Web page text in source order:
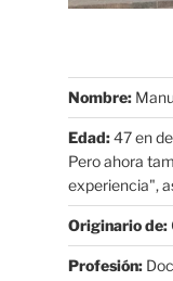
Nombre:
Edad:47 en
Pero ahora
experiencia",
Originario de:
Profesión: